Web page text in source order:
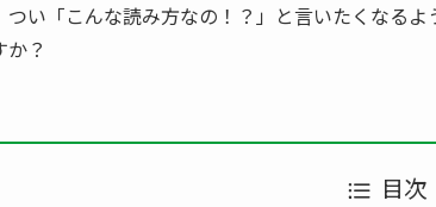
つい「こんな読み方なの！？」と言いたくなる
？
目次